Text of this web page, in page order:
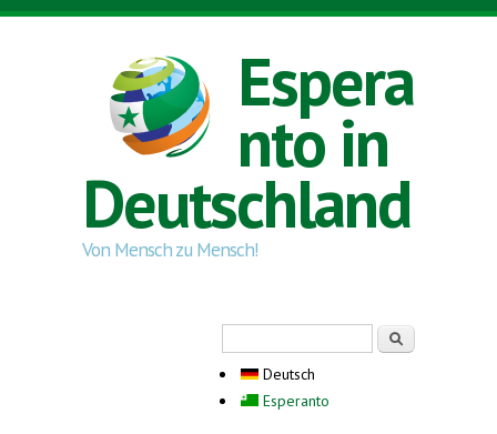
Direkt zum Inhalt
Espera
nto in
Deutschland
Von Mensch zu Mensch!
Deutsch
Esperanto